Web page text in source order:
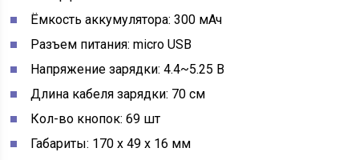
Ёмкость аккумулятора: 300 мАч
Разъем питания: micro USB
Напряжение зарядки: 4.4~5.25 В
Длина кабеля зарядки: 70 см
Кол-во кнопок: 69 шт
Габариты: 170 х 49 х 16 мм